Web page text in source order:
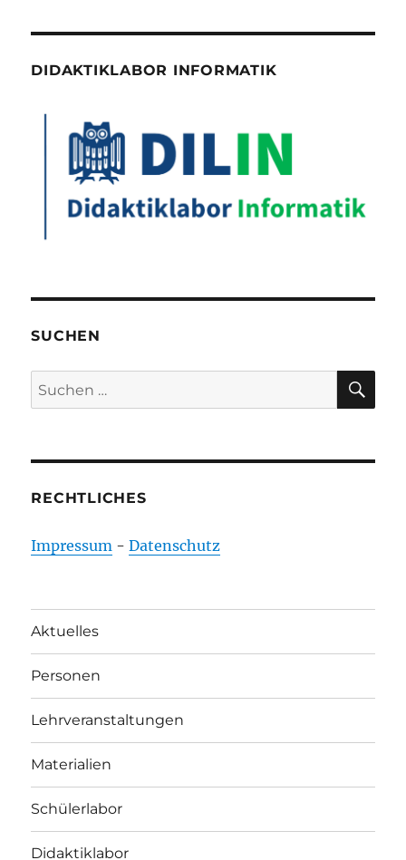
DIDAKTIKLABOR INFORMATIK
SUCHEN
Suchen
nach:
RECHTLICHES
Impressum -Datenschutz
Aktuelles
Personen
Lehrveranstaltungen
Materialien
Schülerlabor
Didaktiklabor